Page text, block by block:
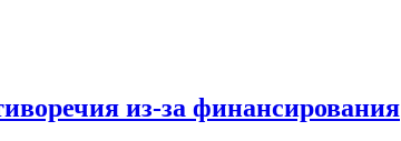
из-за финансирования